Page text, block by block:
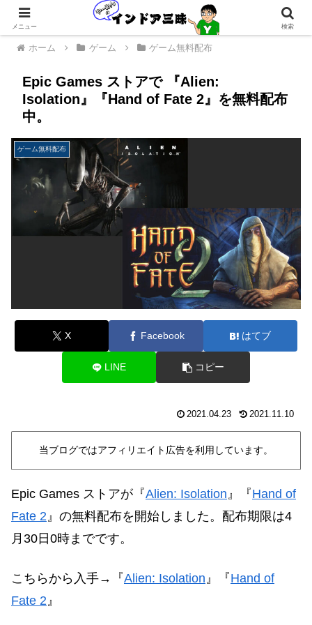
ホーム ゲーム ゲーム無料配布
Epic Games ストアで 『Alien:
Isolation』『Hand of Fate 2』を無料配布
中。
ゲーム無料配布
X Facebook はてブ
LINE コピー
2021.04.23 2021.11.10
当ブログではアフィリエイト広告を利用しています。
Epic Games ストアが『Alien: Isolation 』『Hand of
Fate 2 』の無料配布を開始しました。配布期限は4
月30日0時までです。
こちらから入手→ 『Alien: Isolation 』『Hand of
Fate 2 』
メニュー 検索